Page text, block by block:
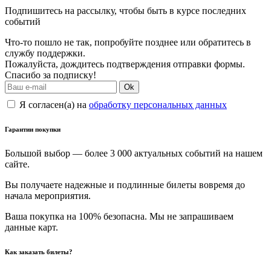
Подпишитесь на рассылку, чтобы быть в курсе последних
событий
Что-то пошло не так, попробуйте позднее или обратитесь в
службу поддержки.
Пожалуйста, дождитесь подтверждения отправки формы.
Спасибо за подписку!
Ok
Я согласен(а) на обработку персональных данных
Гарантии покупки
Большой выбор — более 3 000 актуальных событий на нашем
сайте.
Вы получаете надежные и подлинные билеты вовремя до
начала мероприятия.
Ваша покупка на 100% безопасна. Мы не запрашиваем
данные карт.
Как заказать билеты?